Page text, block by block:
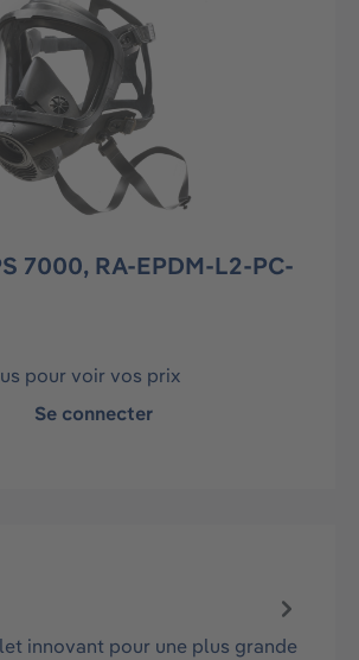
7000, RA-EPDM-L2-PC-
pour voir vos prix
Se connecter
innovant pour une plus grande